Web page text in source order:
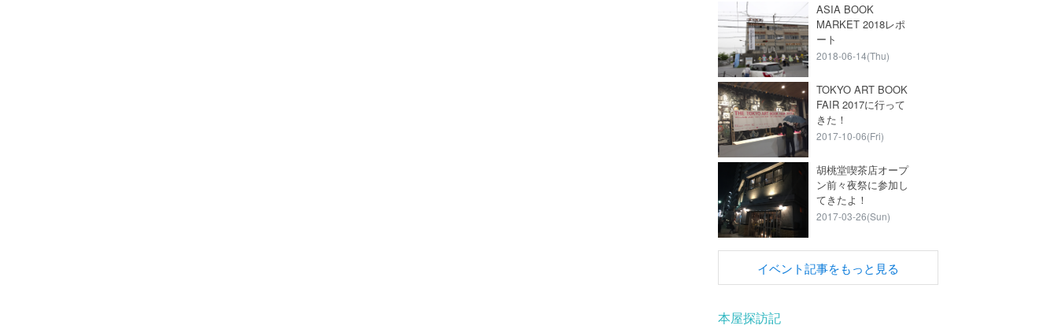
ASIA BOOK
MARKET 2018レポ
ート
2018-06-14(Thu)
TOKYO ART BOOK
FAIR 2017に行って
きた！
2017-10-06(Fri)
胡桃堂喫茶店オープ
ン前々夜祭に参加し
てきたよ！
2017-03-26(Sun)
イベント記事をもっと見る
本屋探訪記